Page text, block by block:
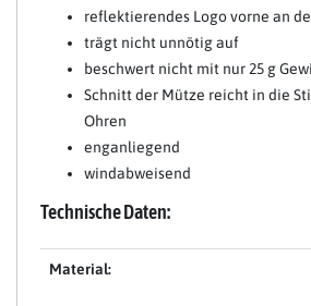
reflektierendes Logo vorne an
trägt nicht unnötig auf
beschwert nicht mit nur 25 g
Schnitt der Mütze reicht in die
Ohren
enganliegend
windabweisend
Technische Daten:
Material: